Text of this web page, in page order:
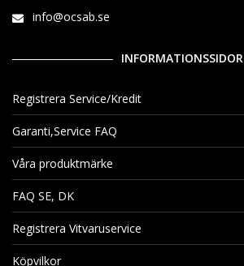
info@ocsab.se
INFORMATIONSSIDOR
Registrera Service/Kredit
Garanti,Service FAQ
Våra produktmärke
FAQ SE, DK
Registrera Vitvaruservice
Köpvilkor